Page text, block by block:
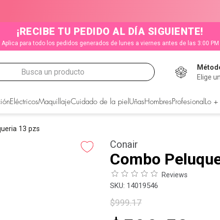
¡RECIBE TU PEDIDO AL DÍA SIGUIENTE!
Aplica para todo los pedidos generados de lunes a viernes antes de las 3:00 PM
Busca un producto
Elige
EléctricosMaquillajeCuidado de la piel Uñas Hombres Profesional Lo
13 pzs
Conair
Combo
Reviews
: 14019546
$999.17